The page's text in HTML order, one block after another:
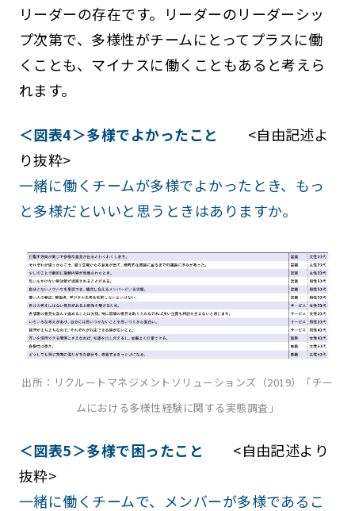
リーダーの存在です。リーダーのリーダーシッ
プ次第で、多様性がチームにとってプラスに働
くことも、マイナスに働くこともあると考えら
れます。
＜図表4＞多様でよかったこと
<自由記述よ
り抜粋>
一緒に働くチームが多様でよかったとき、もっ
と多様だといいと思うときはありますか。
出所：リクルートマネジメントソリューションズ（2019）「チー
ムにおける多様性経験に関する実態調査」
＜図表5＞多様で困ったこと
<自由記述より
抜粋>
一緒に働くチームで、メンバーが多様であるこ